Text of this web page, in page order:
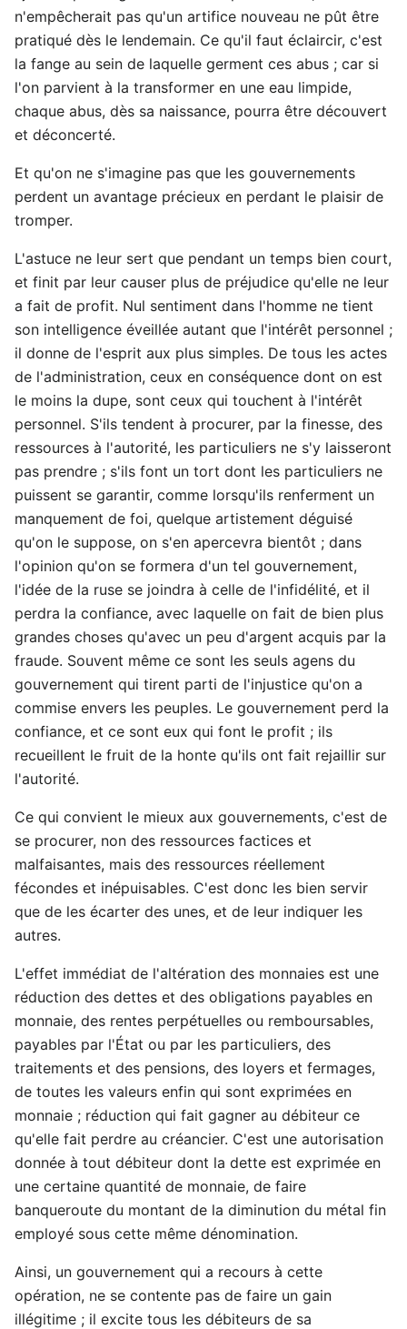
n'empêcherait pas qu'un artifice nouveau ne pût être
pratiqué dès le lendemain. Ce qu'il faut éclaircir, c'est
la fange au sein de laquelle germent ces abus ; car si
l'on parvient à la transformer en une eau limpide,
chaque abus, dès sa naissance, pourra être découvert
et déconcerté.
Et qu'on ne s'imagine pas que les gouvernements
perdent un avantage précieux en perdant le plaisir de
tromper.
L'astuce ne leur sert que pendant un temps bien court,
et finit par leur causer plus de préjudice qu'elle ne leur
a fait de profit. Nul sentiment dans l'homme ne tient
son intelligence éveillée autant que l'intérêt personnel ;
il donne de l'esprit aux plus simples. De tous les actes
de l'administration, ceux en conséquence dont on est
le moins la dupe, sont ceux qui touchent à l'intérêt
personnel. S'ils tendent à procurer, par la finesse, des
ressources à l'autorité, les particuliers ne s'y laisseront
pas prendre ; s'ils font un tort dont les particuliers ne
puissent se garantir, comme lorsqu'ils renferment un
manquement de foi, quelque artistement déguisé
qu'on le suppose, on s'en apercevra bientôt ; dans
l'opinion qu'on se formera d'un tel gouvernement,
l'idée de la ruse se joindra à celle de l'infidélité, et il
perdra la confiance, avec laquelle on fait de bien plus
grandes choses qu'avec un peu d'argent acquis par la
fraude. Souvent même ce sont les seuls agens du
gouvernement qui tirent parti de l'injustice qu'on a
commise envers les peuples. Le gouvernement perd la
confiance, et ce sont eux qui font le profit ; ils
recueillent le fruit de la honte qu'ils ont fait rejaillir sur
l'autorité.
Ce qui convient le mieux aux gouvernements, c'est de
se procurer, non des ressources factices et
malfaisantes, mais des ressources réellement
fécondes et inépuisables. C'est donc les bien servir
que de les écarter des unes, et de leur indiquer les
autres.
L'effet immédiat de l'altération des monnaies est une
réduction des dettes et des obligations payables en
monnaie, des rentes perpétuelles ou remboursables,
payables par l'État ou par les particuliers, des
traitements et des pensions, des loyers et fermages,
de toutes les valeurs enfin qui sont exprimées en
monnaie ; réduction qui fait gagner au débiteur ce
qu'elle fait perdre au créancier. C'est une autorisation
donnée à tout débiteur dont la dette est exprimée en
une certaine quantité de monnaie, de faire
banqueroute du montant de la diminution du métal fin
employé sous cette même dénomination.
Ainsi, un gouvernement qui a recours à cette
opération, ne se contente pas de faire un gain
illégitime ; il excite tous les débiteurs de sa